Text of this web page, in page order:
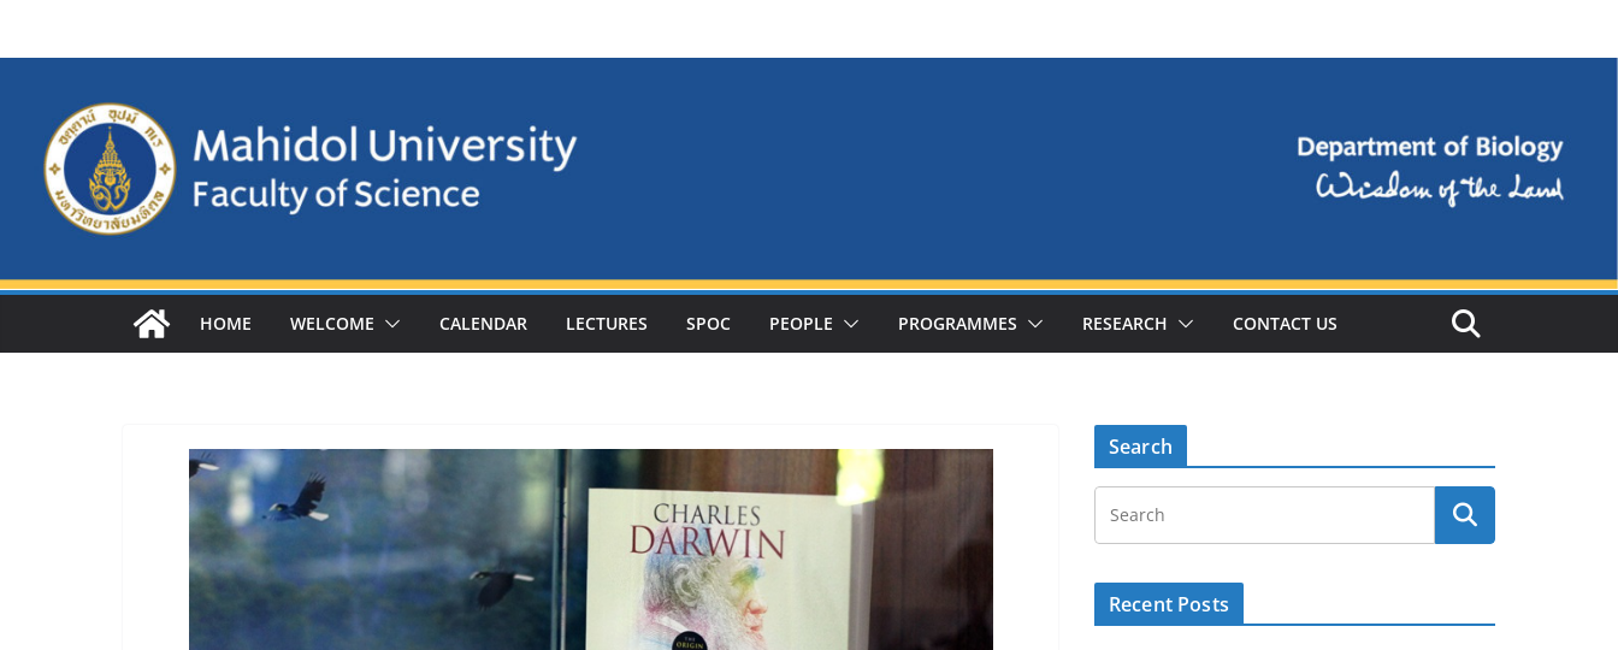
HOME WELCOME CALENDAR LECTURES SPOC PEOPLE PROGRAMMES RESEARCH CONTACT US
Search
Recent Posts